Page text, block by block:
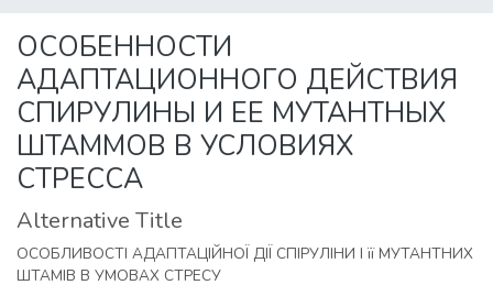
Statistics
ОСОБЕННОСТИ
АДАПТАЦИОННОГО ДЕЙСТВИЯ
СПИРУЛИНЫ И ЕЕ МУТАНТНЫХ
ШТАММОВ В УСЛОВИЯХ
СТРЕССА
Alternative Title
ОСОБЛИВОСТІ АДАПТАЦІЙНОЇ ДІЇ СПІРУЛІНИ І її МУТАНТНИХ
ШТАМІВ В УМОВАХ СТРЕСУ